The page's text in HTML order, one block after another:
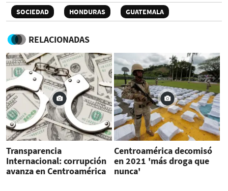
SOCIEDAD HONDURAS GUATEMALA
RELACIONADAS
Transparencia
Internacional: corrupción
avanza en Centroamérica
Centroamérica decomisó
en 2021 'más droga que
nunca'